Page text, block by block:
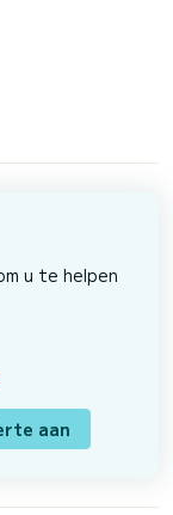
u te helpen
aan